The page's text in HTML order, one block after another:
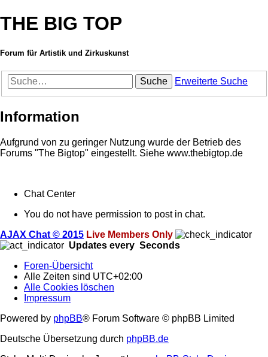
THE BIG TOP
Forum für Artistik und Zirkuskunst
Suche Erweiterte Suche
Information
Aufgrund von zu geringer Nutzung wurde der Betrieb des
Forums "The Bigtop" eingestellt. Siehe www.thebigtop.de
Chat Center
You do not have permission to post in chat.
AJAX Chat © 2015 Live Members Only
Updates every Seconds
Foren-Übersicht
Alle Zeiten sind UTC+02:00
Alle Cookies löschen
Impressum
Powered by phpBB® Forum Software © phpBB Limited
Deutsche Übersetzung durch phpBB.de